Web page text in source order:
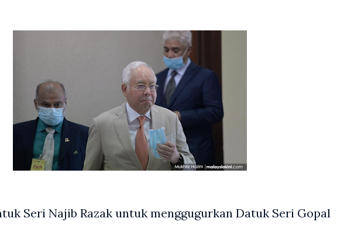
Seri Najib Razak untuk menggugurkan Datuk Seri Gopal